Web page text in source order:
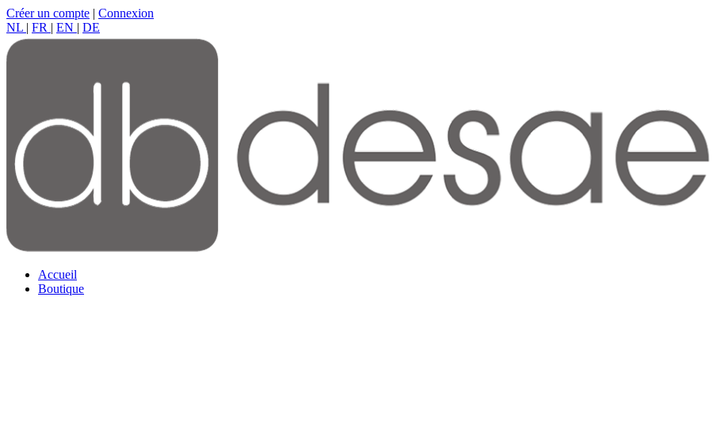
Créer un compte | Connexion
NL | FR | EN | DE
Accueil
Boutique